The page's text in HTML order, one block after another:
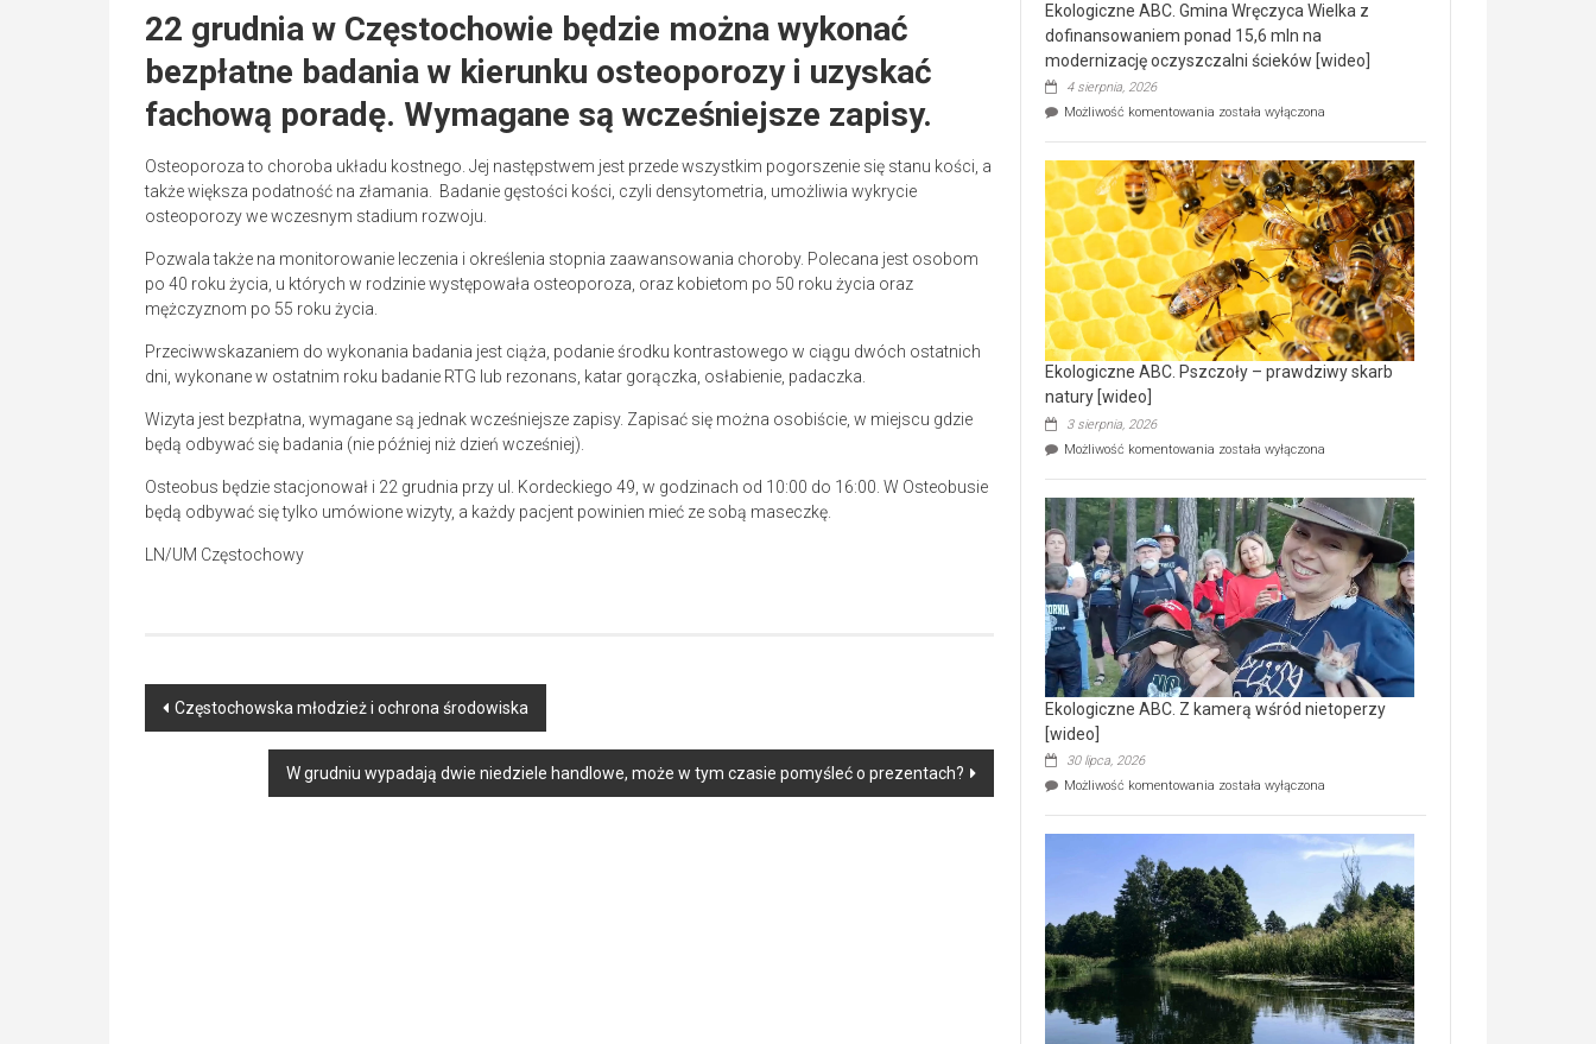
22 grudnia w Częstochowie będzie można wykonać
bezpłatne badania w kierunku osteoporozy i uzyskać
fachową poradę. Wymagane są wcześniejsze zapisy.
Osteoporoza to choroba układu kostnego. Jej następstwem jest przede wszystkim pogorszenie się stanu kości, a
także większa podatność na złamania. Badanie gęstości kości, czyli densytometria, umożliwia wykrycie
osteoporozy we wczesnym stadium rozwoju.
Pozwala także na monitorowanie leczenia i określenia stopnia zaawansowania choroby. Polecana jest osobom
po 40 roku życia, u których w rodzinie występowała osteoporoza, oraz kobietom po 50 roku życia oraz
mężczyznom po 55 roku życia.
Przeciwwskazaniem do wykonania badania jest ciąża, podanie środku kontrastowego w ciągu dwóch ostatnich
dni, wykonane w ostatnim roku badanie RTG lub rezonans, katar gorączka, osłabienie, padaczka.
Wizyta jest bezpłatna, wymagane są jednak wcześniejsze zapisy. Zapisać się można osobiście, w miejscu gdzie
będą odbywać się badania (nie później niż dzień wcześniej).
Osteobus będzie stacjonował i 22 grudnia przy ul. Kordeckiego 49, w godzinach od 10:00 do 16:00. W Osteobusie
będą odbywać się tylko umówione wizyty, a każdy pacjent powinien mieć ze sobą maseczkę.
LN/UM Częstochowy
Post
navigation
Częstochowska młodzież i ochrona środowiska
W grudniu wypadają dwie niedziele handlowe, może w tym czasie pomyśleć o prezentach?
Ekologiczne ABC. Gmina Wręczyca Wielka z
dofinansowaniem ponad 15,6 mln na
modernizację oczyszczalni ścieków [wideo]
4 sierpnia, 2026
Możliwość komentowania Ekologiczne
Wręczyca
Wielka
z
dofinansowaniem
ponad
15,6
mln
na
modernizację
oczyszczalni
ścieków
[wideo]
została wyłączona
Ekologiczne ABC. Pszczoły – prawdziwy skarb
natury [wideo]
3 sierpnia, 2026
Możliwość komentowania Ekologiczne
–
prawdziwy
skarb
natury
[wideo]
została wyłączona
Ekologiczne ABC. Z kamerą wśród nietoperzy
[wideo]
30 lipca, 2026
Możliwość komentowania Ekologiczne
wśród
nietoperzy
[wideo]
została wyłączona